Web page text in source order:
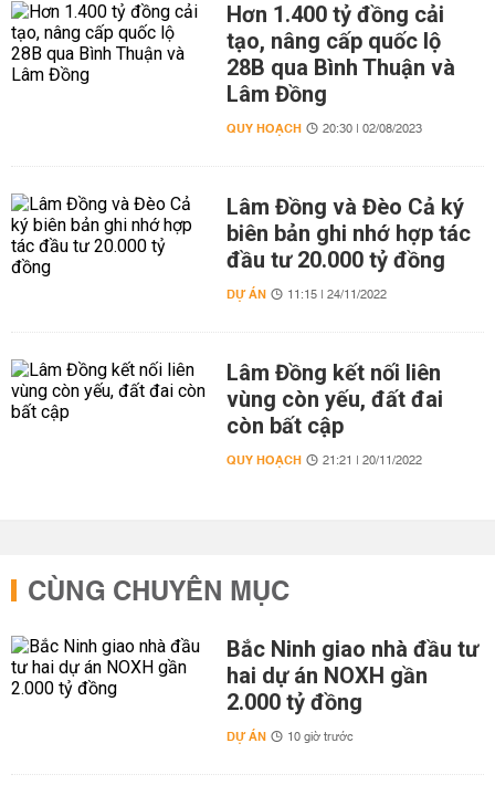
Hơn 1.400 tỷ đồng cải
tạo, nâng cấp quốc lộ
28B qua Bình Thuận và
Lâm Đồng
QUY HOẠCH 20:30 | 02/08/2023
Lâm Đồng và Đèo Cả ký
biên bản ghi nhớ hợp tác
đầu tư 20.000 tỷ đồng
DỰ ÁN 11:15 | 24/11/2022
Lâm Đồng kết nối liên
vùng còn yếu, đất đai
còn bất cập
QUY HOẠCH 21:21 | 20/11/2022
CÙNG CHUYÊN MỤC
Bắc Ninh giao nhà đầu tư
hai dự án NOXH gần
2.000 tỷ đồng
DỰ ÁN 10 giờ trước